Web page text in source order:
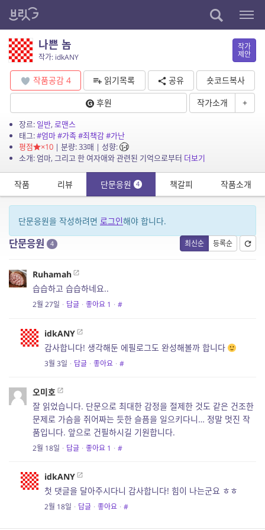
나쁜 놈
작가: idkANY
작가
제안
작품공감 4 읽기목록 공유
숏코드복사
후원
작가소개 +
장르: 일반,로맨스
태그:#엄마#가족#죄책감#가난
평점
×10| 분량: 33매 | 성향:
소개: 엄마, 그리고 한 여자애와 관련된 기억으로부터 더보기
작품 리뷰 단문응원 4 책갈피 작품소개
단문응원을 작성하려면 로그인해야 합니다.
최신순 등록순
단문응원 4
Ruhamah
습습하고 습습하네요..
2월 27일 · 답글 · 좋아요 1 · #
idkANY
감사합니다! 생각해둔 에필로그도 완성해볼까 합니다
3월 3일 · 답글 · 좋아요 · #
오미호
잘 읽었습니다. 단문으로 최대한 감정을 절제한 것도 같은 건조한
문제로 가슴을 쥐어짜는 듯한 슬픔을 일으키다니… 정말 멋진 작
품입니다. 앞으로 건필하시길 기원합니다.
2월 18일 · 답글 · 좋아요 1 · #
idkANY
첫 댓글을 달아주시다니 감사합니다! 힘이 나는군요 ㅎㅎ
2월 18일 · 답글 · 좋아요 · #